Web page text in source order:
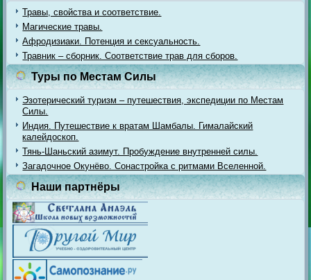
Травы, свойства и соответствие.
Магические травы.
Афродизиаки. Потенция и сексуальность.
Травник – сборник. Соответствие трав для сборов.
Туры по Местам Силы
Эзотерический туризм – путешествия, экспедиции по Местам
Силы.
Индия. Путешествие к вратам Шамбалы. Гималайский
калейдоскоп.
Тянь-Шаньский азимут. Пробуждение внутренней силы.
Загадочное Окунёво. Сонастройка с ритмами Вселенной.
Наши партнёры